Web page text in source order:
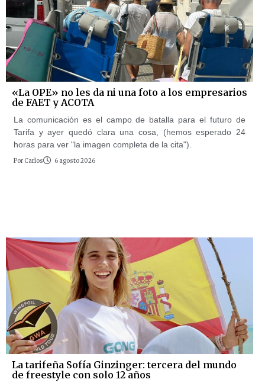
«La OPE» no les da ni una foto a los empresarios
de FAET y ACOTA
La comunicación es el campo de batalla para el futuro de
Tarifa y ayer quedó clara una cosa, (hemos esperado 24
horas para ver "la imagen completa de la cita").
Por Carlos 6 agosto 2026
La tarifeña Sofía Ginzinger: tercera del mundo
de freestyle con solo 12 años